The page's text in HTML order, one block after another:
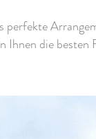
perfekte
Ihnen die